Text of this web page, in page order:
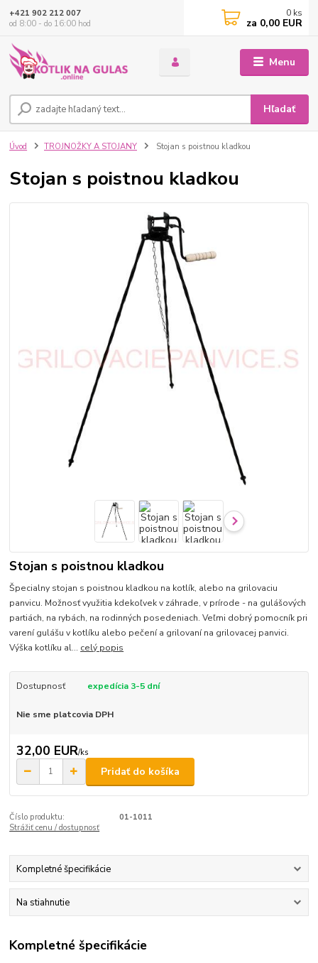
Menu
Hľadať
+421 902 212 007
od 8:00 - do 16:00 hod
0 ks
za 0,00 EUR
Úvod TROJNOŽKY A STOJANY Stojan s poistnou kladkou
Stojan s poistnou kladkou
Stojan s poistnou kladkou
Špecialny stojan s poistnou kladkou na kotlík, alebo na grilovaciu
panvicu. Možnosť využitia kdekoľvek v záhrade, v prírode - na gulášových
partiách, na rybách, na rodinných posedeniach. Veľmi dobrý pomocník pri
varení gulášu v kotlíku alebo pečení a grilovaní na grilovacej panvici.
Výška kotlíku al... celý popis
Dostupnosť expedícia 3-5 dní
Nie sme platcovia DPH
32,00 EUR/ks
Pridať do košíka
Číslo produktu:
01-1011
Strážiť cenu / dostupnosť
Kompletné špecifikácie
Na stiahnutie
Kompletné špecifikácie